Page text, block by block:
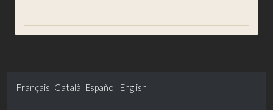
Français Català Español English